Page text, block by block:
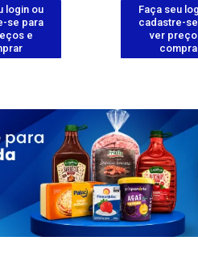
login ou
se para
e
Faça seu
cadastre-
ver